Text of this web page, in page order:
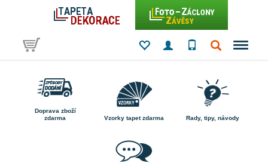
Doprava zboží
zdarma
Vzorky tapet zdarma Rady, tipy, návody